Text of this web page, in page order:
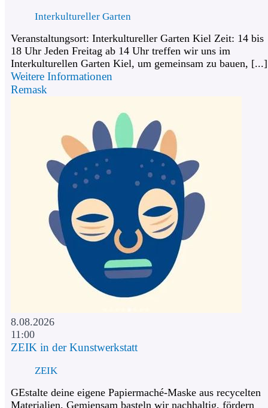
Interkultureller Garten
Veranstaltungsort: Interkultureller Garten Kiel Zeit: 14 bis
18 Uhr Jeden Freitag ab 14 Uhr treffen wir uns im
Interkulturellen Garten Kiel, um gemeinsam zu bauen, [...]
Weitere Informationen
Remask
8.08.2026
11:00
ZEIK in der Kunstwerkstatt
ZEIK
GEstalte deine eigene Papiermaché-Maske aus recycelten
Materialien. Gemiensam basteln wir nachhaltig, fördern